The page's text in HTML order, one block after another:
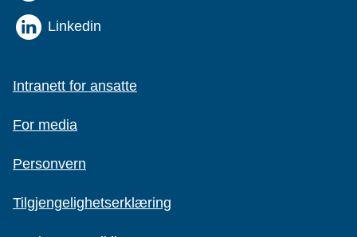
Linkedin
Intranett for ansatte
For media
Personvern
Tilgjengelighetserklæring